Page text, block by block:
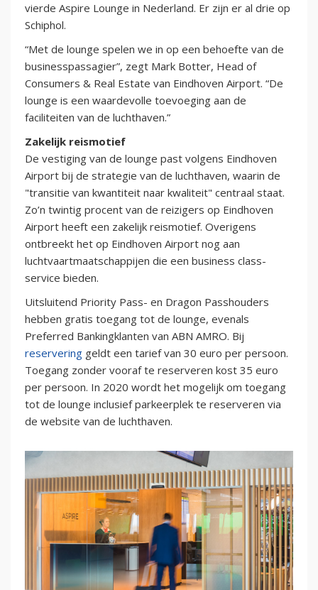
vierde Aspire Lounge in Nederland. Er zijn er al drie op
Schiphol.
“Met de lounge spelen we in op een behoefte van de
businesspassagier”, zegt Mark Botter, Head of
Consumers & Real Estate van Eindhoven Airport. “De
lounge is een waardevolle toevoeging aan de
faciliteiten van de luchthaven.”
Zakelijk reismotief
De vestiging van de lounge past volgens Eindhoven
Airport bij de strategie van de luchthaven, waarin de
"transitie van kwantiteit naar kwaliteit" centraal staat.
Zo’n twintig procent van de reizigers op Eindhoven
Airport heeft een zakelijk reismotief. Overigens
ontbreekt het op Eindhoven Airport nog aan
luchtvaartmaatschappijen die een business class-
service bieden.
Uitsluitend Priority Pass- en Dragon Passhouders
hebben gratis toegang tot de lounge, evenals
Preferred Bankingklanten van ABN AMRO. Bij
reservering geldt een tarief van 30 euro per persoon.
Toegang zonder vooraf te reserveren kost 35 euro
per persoon. In 2020 wordt het mogelijk om toegang
tot de lounge inclusief parkeerplek te reserveren via
de website van de luchthaven.